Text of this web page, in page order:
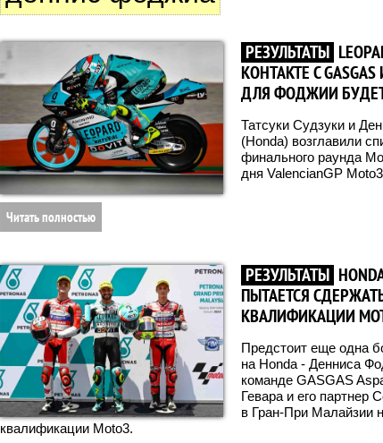
РЕЗУЛЬТАТЫ
КОНТАКТЕ С
ДЛЯ ФОДЖИИ
Татсуки Судзуки и
(Honda) возглавили
финального раунда
дня ValencianGP
Читать полностью
РЕЗУЛЬТАТЫ
ПЫТАЕТСЯ
КВАЛИФИКАЦИИ
Предстоит еще одна
на Honda - Денниса
команде GASGAS
Гевара и его партнер
в Гран-При Малайзии
квалификации Moto3.